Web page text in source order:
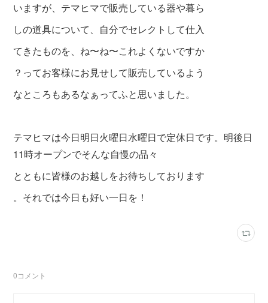
いますが、テマヒマで販売している器や暮ら
しの道具について、自分でセレクトして仕入
てきたものを、ね〜ね〜これよくないですか
？ってお客様にお見せして販売しているよう
なところもあるなぁってふと思いました。
テマヒマは今日明日火曜日水曜日で定休日です。明後日
11時オープンでそんな自慢の品々
とともに皆様のお越しをお待ちしております
。それでは今日も好い一日を！
0コメント